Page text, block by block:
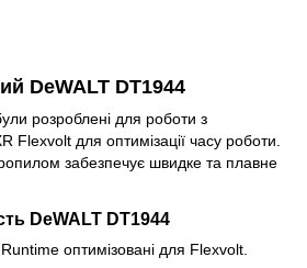
DeWALT DT1944
розроблені для роботи з
Flexvolt для оптимізації часу роботи.
забезпечує швидке та плавне
DeWALT DT1944
оптимізовані для Flexvolt.